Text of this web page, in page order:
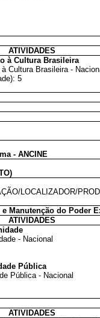
ATIVIDADES
à Cultura Brasileira
Cultura Brasileira -
5
- ANCINE
LOCALIZADOR/
Manutenção do Poder
ATIVIDADES
- Nacional
Pública
Pública - Nacional
ATIVIDADES